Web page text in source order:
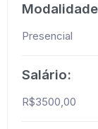
Presencial
Salário:
R$3500,00